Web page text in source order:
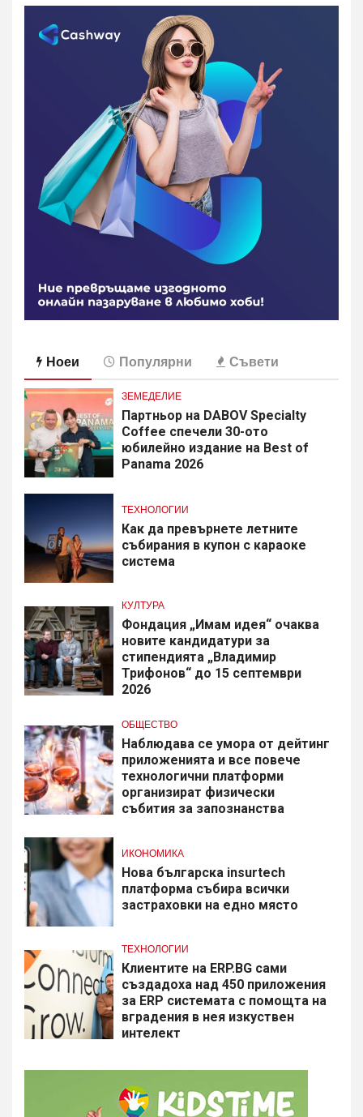
Ноеи Популярни Съвети
ЗЕМЕДЕЛИЕ
Партньор на DABOV Specialty
Coffee спечели 30-ото
юбилейно издание на Best of
Panama 2026
ТЕХНОЛОГИИ
Как да превърнете летните
събирания в купон с караоке
система
КУЛТУРА
Фондация „Имам идея“ очаква
новите кандидатури за
стипендията „Владимир
Трифонов“ до 15 септември
2026
ОБЩЕСТВО
Наблюдава се умора от дейтинг
приложенията и все повече
технологични платформи
организират физически
събития за запознанства
ИКОНОМИКА
Нова българска insurtech
платформа събира всички
застраховки на едно място
ТЕХНОЛОГИИ
Клиентите на ERP.BG сами
създадоха над 450 приложения
за ERP системата с помощта на
вградения в нея изкуствен
интелект